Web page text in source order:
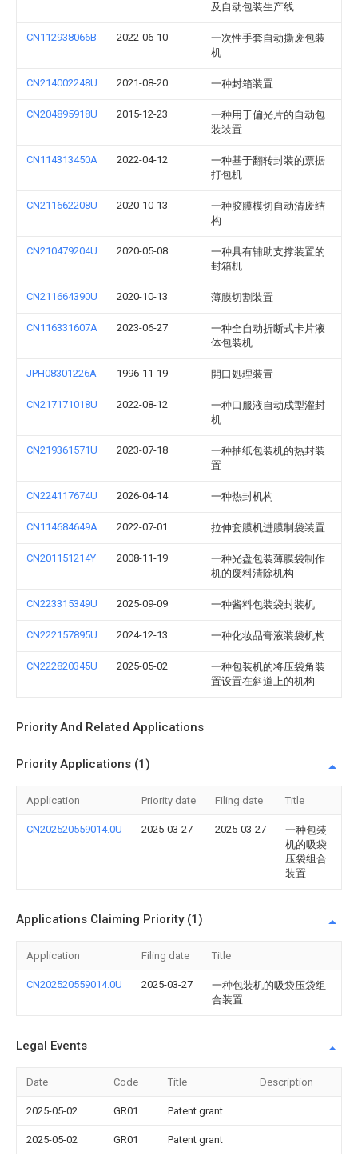
及自动包装生产线
CN112938066B 2022-06-10
一次性手套自动撕废包装
机
CN214002248U 2021-08-20 一种封箱装置
CN204895918U 2015-12-23
一种用于偏光片的自动包
装装置
CN114313450A 2022-04-12
一种基于翻转封装的票据
打包机
CN211662208U 2020-10-13
一种胶膜模切自动清废结
构
CN210479204U 2020-05-08
一种具有辅助支撑装置的
封箱机
CN211664390U 2020-10-13 薄膜切割装置
CN116331607A 2023-06-27
一种全自动折断式卡片液
体包装机
JPH08301226A 1996-11-19 開口処理装置
CN217171018U 2022-08-12
一种口服液自动成型灌封
机
CN219361571U 2023-07-18
一种抽纸包装机的热封装
置
CN224117674U 2026-04-14 一种热封机构
CN114684649A 2022-07-01 拉伸套膜机进膜制袋装置
CN201151214Y 2008-11-19
一种光盘包装薄膜袋制作
机的废料清除机构
CN223315349U 2025-09-09 一种酱料包装袋封装机
CN222157895U 2024-12-13 一种化妆品膏液装袋机构
CN222820345U 2025-05-02
一种包装机的将压袋角装
置设置在斜道上的机构
Priority And Related Applications
Priority Applications (1)
Application Priority date Filing date Title
CN202520559014.0U 2025-03-27 2025-03-27
一种包装
机的吸袋
压袋组合
装置
Applications Claiming Priority (1)
Application Filing date Title
CN202520559014.0U 2025-03-27
一种包装机的吸袋压袋组
合装置
Legal Events
Date Code Title Description
2025-05-02 GR01 Patent grant
2025-05-02 GR01 Patent grant